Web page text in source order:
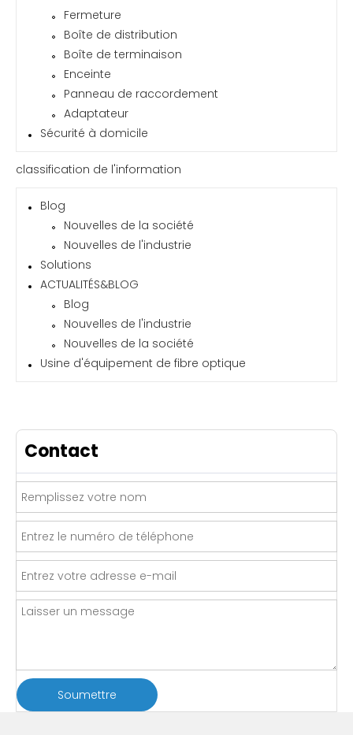
Fermeture
Boîte de distribution
Boîte de terminaison
Enceinte
Panneau de raccordement
Adaptateur
Sécurité à domicile
classification de l'information
Blog
Nouvelles de la société
Nouvelles de l'industrie
Solutions
ACTUALITÉS&BLOG
Blog
Nouvelles de l'industrie
Nouvelles de la société
Usine d'équipement de fibre optique
Contact
Soumettre